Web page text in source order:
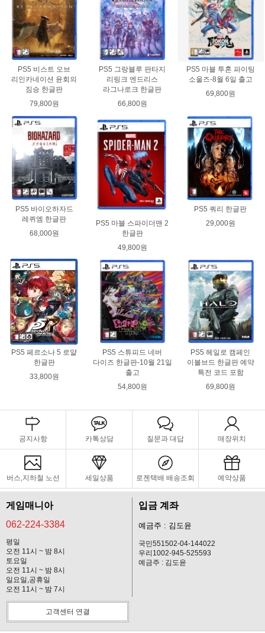
PS5 비스트 오브
리인카네이션 윤회의
짐승 한글판
79,800원
PS5 그랑블루 판타지
리링크 엔드리스
라그나로크 한글판
66,800원
PS5 마블 투혼 파이팅
소울즈-8월 6일 출고
69,800원
PS5 바이오하자드
레퀴엠 한글판
68,000원
PS5 마블 스파이더맨 2
한글판
49,800원
PS5 쿼리 한글판
29,000원
PS5 페르소나 5 로얄
한글판
33,800원
PS5 스튜피드 네버
다이즈 한글판-10월 21일
출고
54,800원
PS5 헤일로 캠페인
이볼브드 한글판 예약
특전 코드 포함
69,800원
공지사항 카톡상담 질문과 대답 매장위치
버스,지하철 노선 세일상품 로젠택배 배송조회 예약상품
게임매니아
062-224-3384
평일
오전 11시 ~ 밤 8시
토요일
오전 11시 ~ 밤 8시
일요일,공휴일
오전 11시 ~ 밤 7시
입금 계좌
예금주 : 김도윤
국민551502-04-144022
우리1002-945-525593
예금주 : 김도윤
고객센터 연결